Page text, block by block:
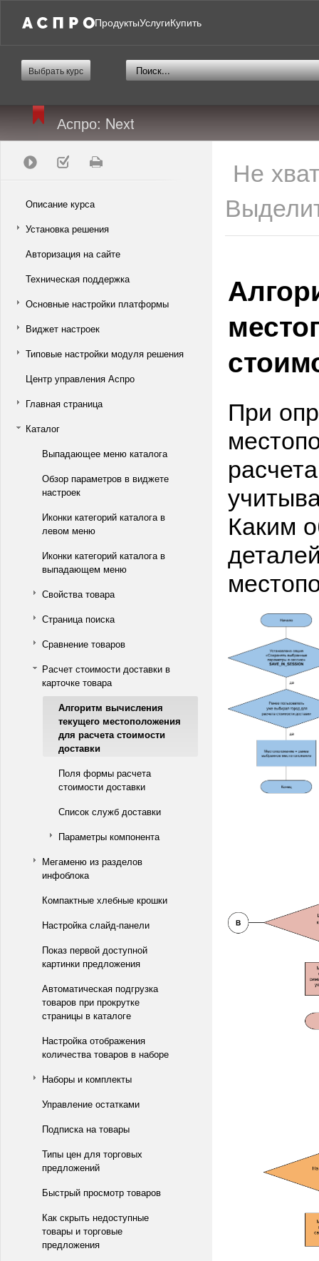
ПродуктыУслугиКупить
Выбрать курс
Аспро: Next
Описание курса
Установка решения
Авторизация на сайте
Техническая поддержка
Основные настройки платформы
Виджет настроек
Типовые настройки модуля решения
Центр управления Аспро
Главная страница
Каталог
Выпадающее меню каталога
Обзор параметров в виджете
настроек
Иконки категорий каталога в
левом меню
Иконки категорий каталога в
выпадающем меню
Свойства товара
Страница поиска
Сравнение товаров
Расчет стоимости доставки в
карточке товара
Алгоритм вычисления
текущего местоположения
для расчета стоимости
доставки
Поля формы расчета
стоимости доставки
Список служб доставки
Параметры компонента
Мегаменю из разделов
инфоблока
Компактные хлебные крошки
Настройка слайд-панели
Показ первой доступной
картинки предложения
Автоматическая подгрузка
товаров при прокрутке
страницы в каталоге
Настройка отображения
количества товаров в наборе
Наборы и комплекты
Управление остатками
Подписка на товары
Типы цен для торговых
предложений
Быстрый просмотр товаров
Как скрыть недоступные
товары и торговые
предложения
Не
При
Каким